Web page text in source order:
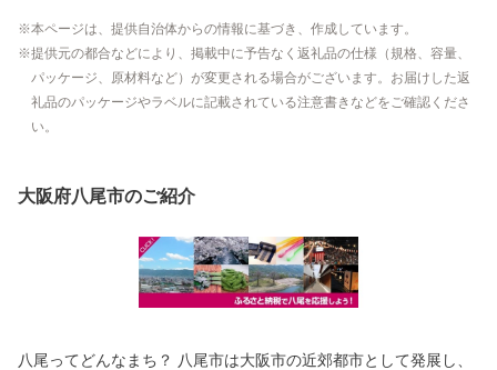
本ページは、提供自治体からの情報に基づき、作成しています。
提供元の都合などにより、掲載中に予告なく返礼品の仕様（規格、容量、
パッケージ、原材料など）が変更される場合がございます。お届けした返
礼品のパッケージやラベルに記載されている注意書きなどをご確認くださ
い。
大阪府八尾市のご紹介
八尾ってどんなまち？ 八尾市は大阪市の近郊都市として発展し、